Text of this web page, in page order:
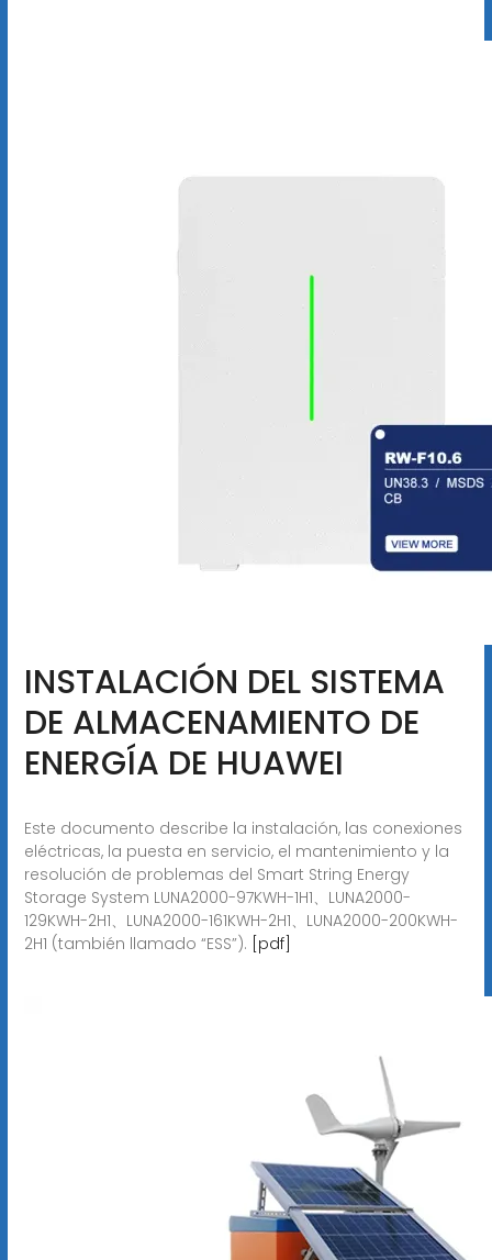
INSTALACIÓN DEL SISTEMA
DE ALMACENAMIENTO DE
ENERGÍA DE HUAWEI
Este documento describe la instalación, las conexiones
eléctricas, la puesta en servicio, el mantenimiento y la
resolución de problemas del Smart String Energy
Storage System LUNA2000-97KWH-1H1、LUNA2000-
129KWH-2H1、LUNA2000-161KWH-2H1、LUNA2000-200KWH-
2H1 (también llamado “ESS”). [pdf]